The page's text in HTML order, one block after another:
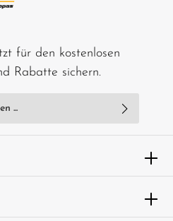
für den kostenlosen
Rabatte sichern.
zur Kenntnis
Sie die oben